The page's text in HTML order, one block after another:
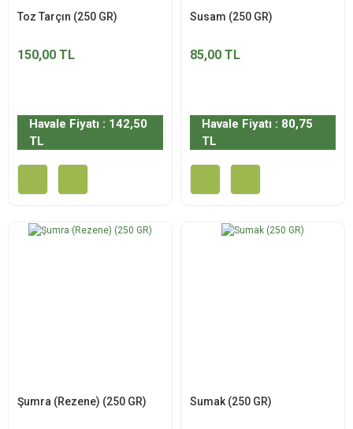
Toz Tarçın (250 GR)
150,00 TL
Havale Fiyatı : 142,50
TL
Susam (250 GR)
85,00 TL
Havale Fiyatı : 80,75
TL
Şumra (Rezene) (250 GR) Sumak (250 GR)